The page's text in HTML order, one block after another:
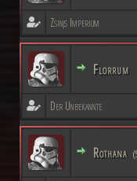
Zsinjs Imperium
Florrum
Der Unbekannte
Rothana